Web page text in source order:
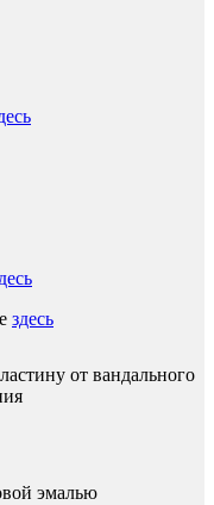
здесь
от вандального
эмалью